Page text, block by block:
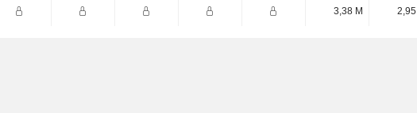
3,38 M 2,95